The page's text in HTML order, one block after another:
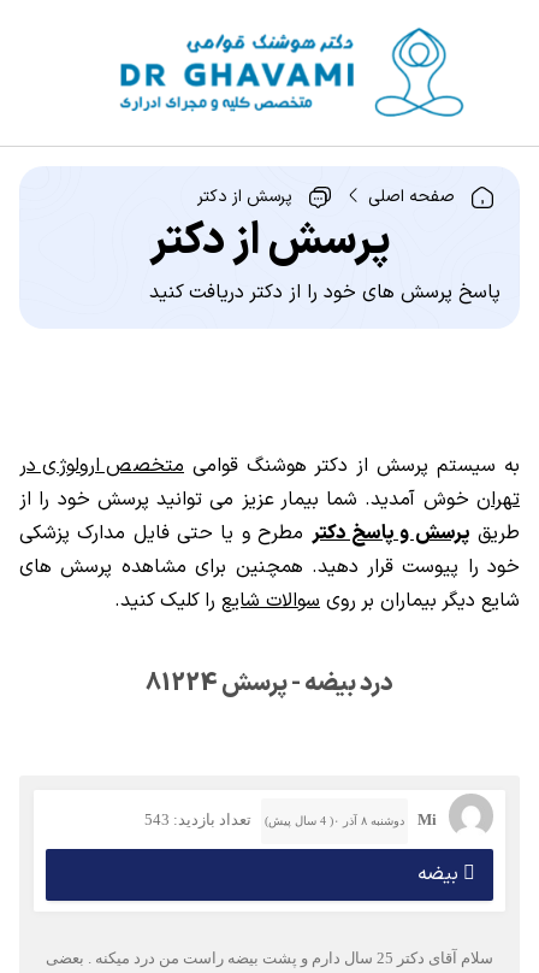
صفحه اصلی پرسش از دکتر
پرسش از دکتر
پاسخ پرسش های خود را از دکتر دریافت کنید
به سیستم پرسش از دکتر هوشنگ قوامی متخصص ارولوژی در
تهران خوش آمدید. شما بیمار عزیز می توانید پرسش خود را از
طریق پرسش و پاسخ دکتر مطرح و یا حتی فایل مدارک پزشکی
خود را پیوست قرار دهید. همچنین برای مشاهده پرسش های
شایع دیگر بیماران بر روی سوالات شایع را کلیک کنید.
درد بیضه - پرسش 81224
Mi دوشنبه ۸ آذر ۰( 4 سال پیش) تعداد بازدید: 543
بیضه
سلام آقای دکتر 25 سال دارم و پشت بیضه راست من درد میکنه . بعضی